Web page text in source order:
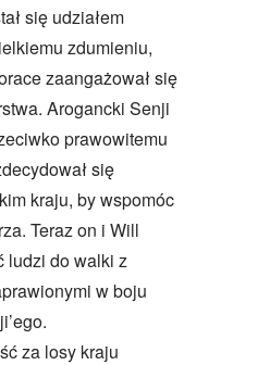
się udziałem
zdumieniu,
zaangażował się
Arogancki Senji
prawowitemu
się
kraju, by wspomóc
Teraz on i Will
ludzi do walki z
w boju
za losy kraju